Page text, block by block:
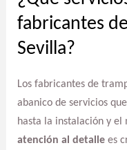
fabricantes
Sevilla?
Los fabricantes de
abanico de servicios
hasta la instalación y
atención al detallees